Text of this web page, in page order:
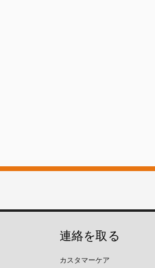
連絡を取る
カスタマーケア